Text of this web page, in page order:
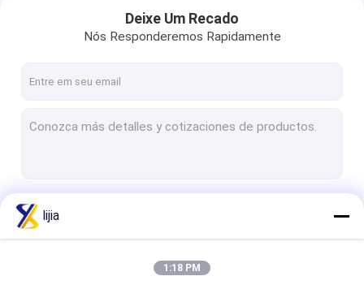
Deixe Um Recado
Nós Responderemos Rapidamente
lijia
1:18 PM